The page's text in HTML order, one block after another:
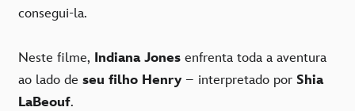
consegui-la.
Neste filme, Indiana Jones enfrenta toda a aventura
ao lado de seu filho Henry – interpretado por Shia
LaBeouf.